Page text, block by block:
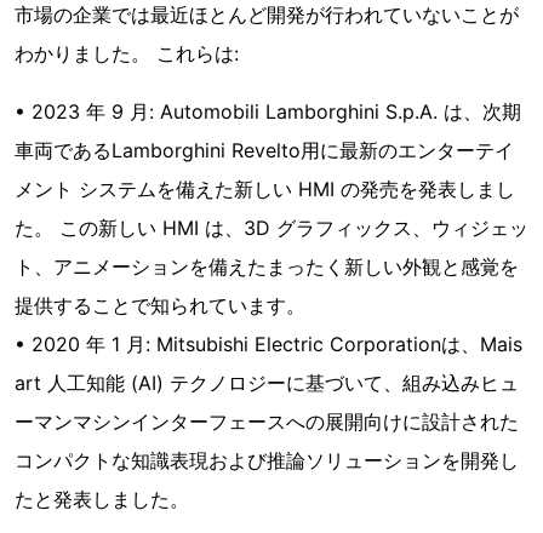
市場の企業では最近ほとんど開発が行われていないことが
わかりました。 これらは:
• 2023 年 9 月: Automobili Lamborghini S.p.A. は、次期
車両であるLamborghini Revelto用に最新のエンターテイ
メント システムを備えた新しい HMI の発売を発表しまし
た。 この新しい HMI は、3D グラフィックス、ウィジェッ
ト、アニメーションを備えたまったく新しい外観と感覚を
提供することで知られています。
• 2020 年 1 月: Mitsubishi Electric Corporationは、Mais
art 人工知能 (AI) テクノロジーに基づいて、組み込みヒュ
ーマンマシンインターフェースへの展開向けに設計された
コンパクトな知識表現および推論ソリューションを開発し
たと発表しました。